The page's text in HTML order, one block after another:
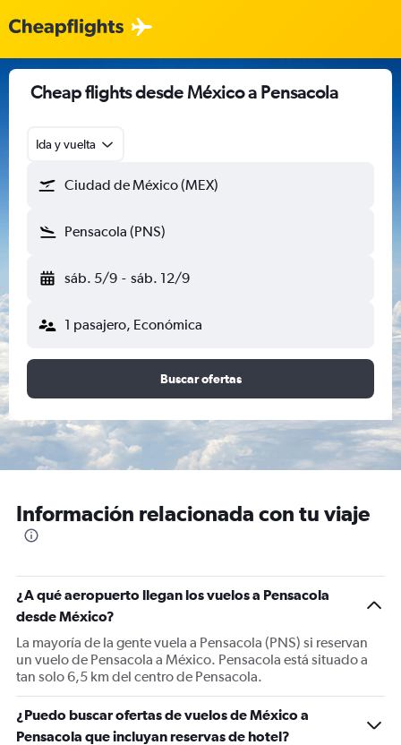
Cheap flights desde México a Pensacola
Ida y vuelta
Ciudad de México (MEX)
Pensacola (PNS)
sáb. 5/9 - sáb. 12/9
1 pasajero, Económica
Buscar ofertas
Información relacionada con tu viaje
¿A qué aeropuerto llegan los vuelos a Pensacola
desde México?
La mayoría de la gente vuela a Pensacola (PNS) si reservan
un vuelo de Pensacola a México. Pensacola está situado a
tan solo 6,5 km del centro de Pensacola.
¿Puedo buscar ofertas de vuelos de México a
Pensacola que incluyan reservas de hotel?